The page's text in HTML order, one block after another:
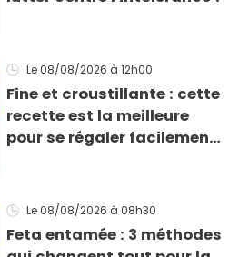
Le 08/08/2026 à 12h00
Fine et croustillante : cette
recette est la meilleure
pour se régaler facilement
Le 08/08/2026 à 08h30
Feta entamée : 3 méthodes